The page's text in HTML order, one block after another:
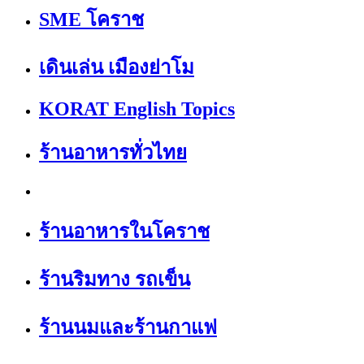
SME โคราช
เดินเล่น เมืองย่าโม
KORAT English Topics
ร้านอาหารทั่วไทย
ร้านอาหารในโคราช
ร้านริมทาง รถเข็น
ร้านนมและร้านกาแฟ